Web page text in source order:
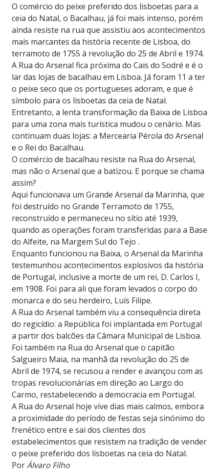
O comércio do peixe preferido dos lisboetas para a
ceia do Natal, o Bacalhau, já foi mais intenso, porém
ainda resiste na rua que assistiu aos acontecimentos
mais marcantes da história recente de Lisboa, do
terramoto de 1755 à revolução do 25 de Abril e 1974.
A Rua do Arsenal fica próxima do Cais do Sodré e é o
lar das lojas de bacalhau em Lisboa. Já foram 11 a ter
o peixe seco que os portugueses adoram, e que é
símbolo para os lisboetas da ceia de Natal.
Entretanto, a lenta transformação da Baixa de Lisboa
para uma zona mais turística mudou o cenário. Mas
continuam duas lojas: a Mercearia Pérola do Arsenal
e o Rei do Bacalhau.
O comércio de bacalhau resiste na Rua do Arsenal,
mas não o Arsenal que a batizou. E porque se chama
assim?
Aqui funcionava um Grande Arsenal da Marinha, que
foi destruído no Grande Terramoto de 1755,
reconstruído e permaneceu no sítio até 1939,
quando as operações foram transferidas para a Base
do Alfeite, na Margem Sul do Tejo .
Enquanto funcionou na Baixa, o Arsenal da Marinha
testemunhou acontecimentos explosivos da história
de Portugal, inclusive a morte de um rei, D. Carlos I,
em 1908. Foi para ali que foram levados o corpo do
monarca e do seu herdeiro, Luís Filipe.
A Rua do Arsenal também viu a consequência direta
do regicídio: a República foi implantada em Portugal
a partir dos balcões da Câmara Municipal de Lisboa.
Foi também na Rua do Arsenal que o capitão
Salgueiro Maia, na manhã da revolução do 25 de
Abril de 1974, se recusou a render e avançou com as
tropas revolucionárias em direção ao Largo do
Carmo, restabelecendo a democracia em Portugal.
A Rua do Arsenal hoje vive dias mais calmos, embora
a proximidade do período de festas seja sinónimo do
frenético entre e sai dos clientes dos
estabelecimentos que resistem na tradição de vender
o peixe preferido dos lisboetas na ceia do Natal.
PorÁlvaro Filho